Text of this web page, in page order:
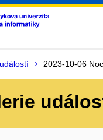
2023-10-06